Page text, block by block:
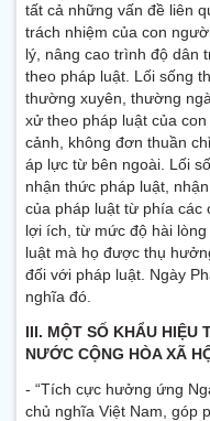
tất cả những vấn đề liên
trách nhiệm của con
lý, nâng cao trình độ dân
theo pháp luật. Lối sống
thường xuyên, thường
xử theo pháp luật của
cảnh, không đơn thuần
áp lực từ bên ngoài. Lối
nhận thức pháp luật,
của pháp luật từ phía các
lợi ích, từ mức độ hài
luật mà họ được thụ
đối với pháp luật. Ngày
nghĩa đó.
III. MỘT SỐ KHẨU HIỆU
NƯỚC CỘNG HÒA XÃ
- “Tích cực hưởng ứng
chủ nghĩa Việt Nam, góp